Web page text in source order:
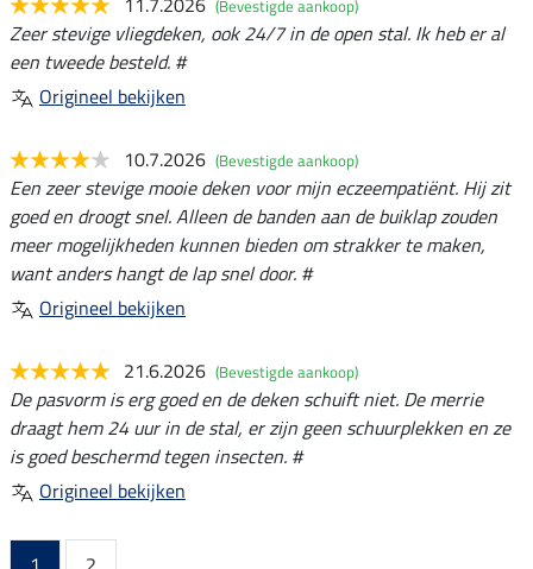
(Bevestigde aankoop)
Zeer stevige vliegdeken, ook 24/7 in de open stal. Ik heb er al
een tweede besteld. #
Origineel bekijken
10.7.2026 (Bevestigde aankoop)
Een zeer stevige mooie deken voor mijn eczeempatiënt. Hij zit
goed en droogt snel. Alleen de banden aan de buiklap zouden
meer mogelijkheden kunnen bieden om strakker te maken,
want anders hangt de lap snel door. #
Origineel bekijken
21.6.2026 (Bevestigde aankoop)
De pasvorm is erg goed en de deken schuift niet. De merrie
draagt hem 24 uur in de stal, er zijn geen schuurplekken en ze
is goed beschermd tegen insecten. #
Origineel bekijken